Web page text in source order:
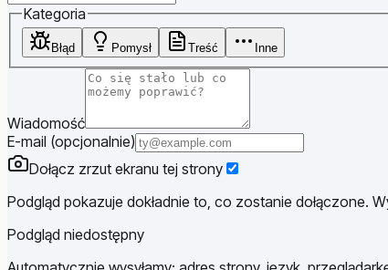
Kategoria
Błąd Pomysł Treść Inne
Wiadomość
E-mail (opcjonalnie)
Dołącz zrzut ekranu tej strony
Podgląd pokazuje dokładnie to, co zostanie dołączone.
Podgląd niedostępny